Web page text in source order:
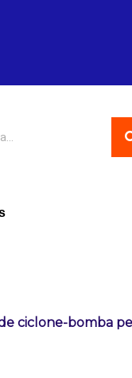
ciclone-bomba